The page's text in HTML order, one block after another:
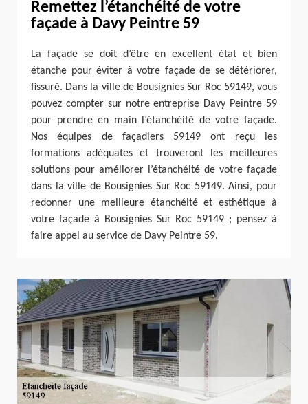
Remettez l’étanchéité de votre
façade à Davy Peintre 59
La façade se doit d’être en excellent état et bien
étanche pour éviter à votre façade de se détériorer,
fissuré. Dans la ville de Bousignies Sur Roc 59149, vous
pouvez compter sur notre entreprise Davy Peintre 59
pour prendre en main l’étanchéité de votre façade.
Nos équipes de façadiers 59149 ont reçu les
formations adéquates et trouveront les meilleures
solutions pour améliorer l’étanchéité de votre façade
dans la ville de Bousignies Sur Roc 59149. Ainsi, pour
redonner une meilleure étanchéité et esthétique à
votre façade à Bousignies Sur Roc 59149 ; pensez à
faire appel au service de Davy Peintre 59.